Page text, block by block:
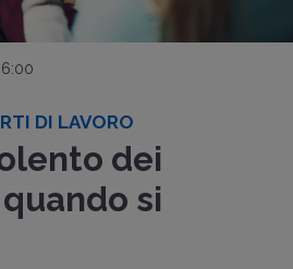
DI LAVORO
dei
si